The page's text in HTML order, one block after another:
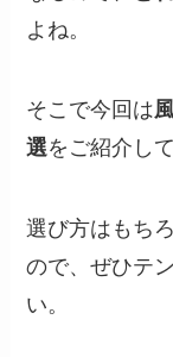
よね。
そこで今回は
選をご紹介し
選び方はもち
ので、ぜひテ
い。